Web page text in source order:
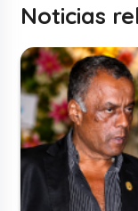
Noticias